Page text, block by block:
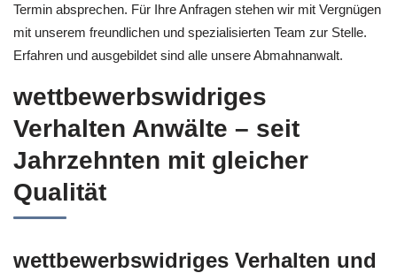
Termin absprechen. Für Ihre Anfragen stehen wir mit Vergnügen
mit unserem freundlichen und spezialisierten Team zur Stelle.
Erfahren und ausgebildet sind alle unsere Abmahnanwalt.
wettbewerbswidriges
Verhalten Anwälte – seit
Jahrzehnten mit gleicher
Qualität
wettbewerbswidriges Verhalten und